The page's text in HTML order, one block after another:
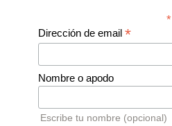
*
Dirección de email *
Nombre o apodo
Escribe tu nombre (opcional)